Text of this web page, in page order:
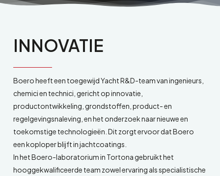
INNOVATIE
Boero heeft een toegewijd Yacht R&D-team van ingenieurs,
chemici en technici, gericht op innovatie,
productontwikkeling, grondstoffen, product- en
regelgevingsnaleving, en het onderzoek naar nieuwe en
toekomstige technologieën. Dit zorgt ervoor dat Boero
een koploper blijft in jachtcoatings.
In het Boero-laboratorium in Tortona gebruikt het
hooggekwalificeerde team zowel ervaring als specialistische